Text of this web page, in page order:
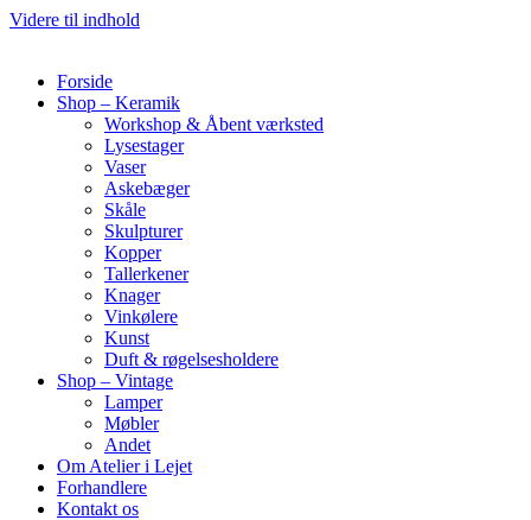
Videre til indhold
Forside
Shop – Keramik
Workshop & Åbent værksted
Lysestager
Vaser
Askebæger
Skåle
Skulpturer
Kopper
Tallerkener
Knager
Vinkølere
Kunst
Duft & røgelsesholdere
Shop – Vintage
Lamper
Møbler
Andet
Om Atelier i Lejet
Forhandlere
Kontakt os